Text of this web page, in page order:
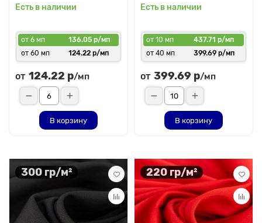
Есть в наличии
от 6 мп
136.05 р/мп
от 60 мп
124.22 р/мп
от 124.22 р/мп
В корзину
Есть в наличии
от 10 мп
437.71 р/мп
от 40 мп
399.69 р/мп
от 399.69 р/мп
В корзину
300 гр/м² 220 гр/м²